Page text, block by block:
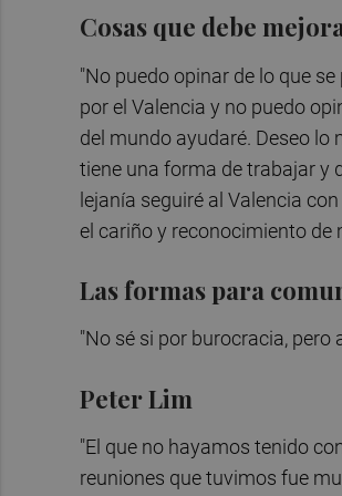
Cosas que debe
"No puedo opinar de lo que
por el Valencia y no puedo
del mundo ayudaré. Deseo
tiene una forma de trabajar y
lejanía seguiré al Valencia
el cariño y reconocimiento de
Las formas para
"No sé si por burocracia,
Peter Lim
"El que no hayamos tenido
reuniones que tuvimos fue